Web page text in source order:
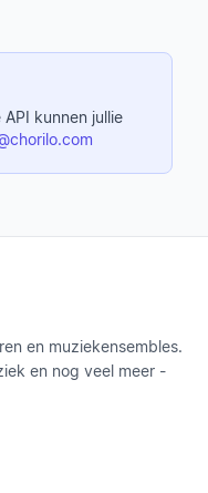
kunnen jullie
en muziekensembles.
en nog veel meer -